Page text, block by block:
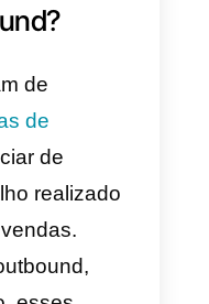
empresas e
com foco
ferramenta
que são
o tempo